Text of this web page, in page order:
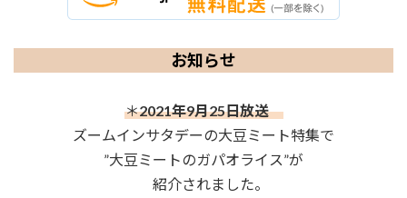
お知らせ
＊2021年9月25日放送
ズームインサタデーの大豆ミート特集で
”大豆ミートのガパオライス”が
紹介されました。